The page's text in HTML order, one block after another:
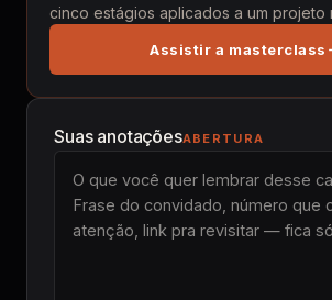
cinco estágios aplicados a um projeto
Assistir a masterclass
Suas anotaçõesABERTURA